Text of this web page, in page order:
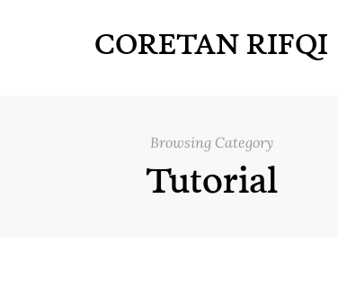
CORETAN RIFQI
Browsing Category
Tutorial